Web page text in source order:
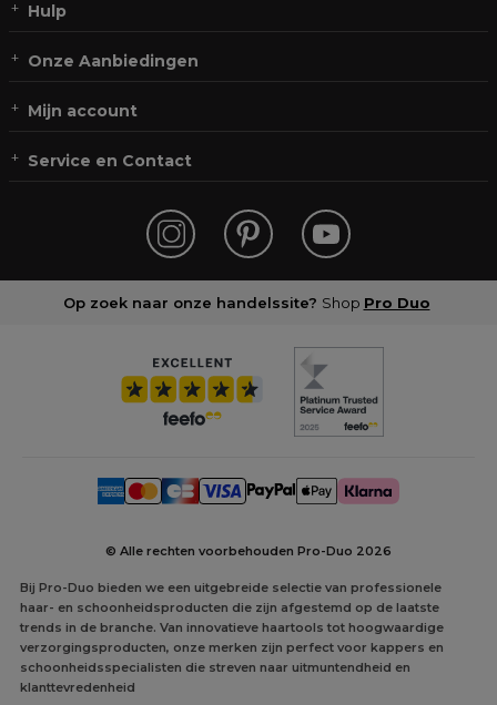
Hulp
Onze Aanbiedingen
Mijn account
Service en Contact
Op zoek naar onze handelssite? Shop Pro Duo
© Alle rechten voorbehouden Pro-Duo 2026
Bij Pro-Duo bieden we een uitgebreide selectie van professionele
haar- en schoonheidsproducten die zijn afgestemd op de laatste
trends in de branche. Van innovatieve haartools tot hoogwaardige
verzorgingsproducten, onze merken zijn perfect voor kappers en
schoonheidsspecialisten die streven naar uitmuntendheid en
klanttevredenheid